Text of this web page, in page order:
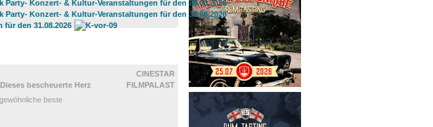
CINESTAR
FILMPALAST
beste